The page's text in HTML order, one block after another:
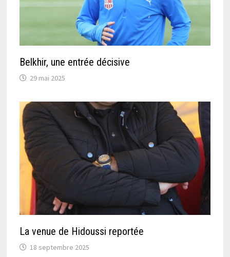
Belkhir, une entrée décisive
29 mai 2025
La venue de Hidoussi reportée
18 septembre 2025